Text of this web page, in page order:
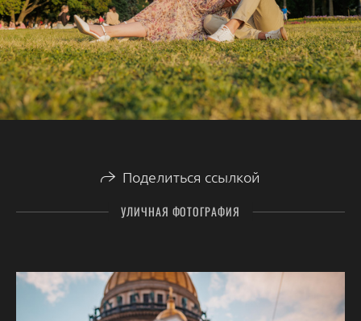
Поделиться ссылкой
УЛИЧНАЯ ФОТОГРАФИЯ